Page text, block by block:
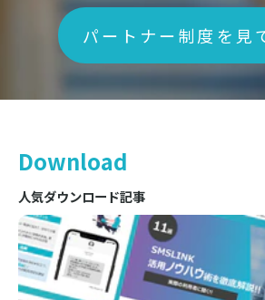
パートナー制度を
Download
人気ダウンロード記事